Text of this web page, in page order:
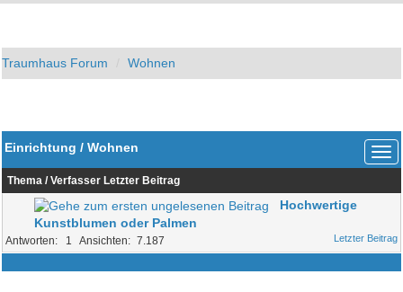
Traumhaus Forum Wohnen
Einrichtung / Wohnen
Thema /Verfasser Letzter Beitrag
Hochwertige
Kunstblumen oder Palmen
1 7.187